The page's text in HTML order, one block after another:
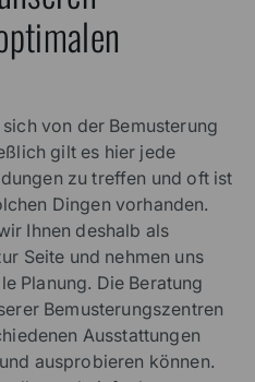
von der Bemusterung
gilt es hier jede
zu treffen und oft ist
Dingen vorhanden.
Ihnen deshalb als
Seite und nehmen uns
Planung. Die Beratung
Bemusterungszentren
Ausstattungen
ausprobieren können.